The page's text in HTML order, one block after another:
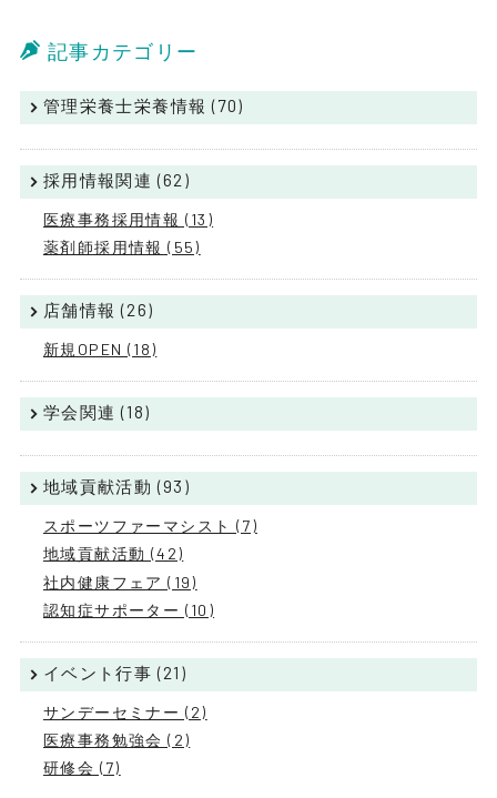
記事カテゴリー
管理栄養士栄養情報 (70)
採用情報関連 (62)
医療事務採用情報 (13)
薬剤師採用情報 (55)
店舗情報 (26)
新規OPEN (18)
学会関連 (18)
地域貢献活動 (93)
スポーツファーマシスト (7)
地域貢献活動 (42)
社内健康フェア (19)
認知症サポーター (10)
イベント行事 (21)
サンデーセミナー (2)
医療事務勉強会 (2)
研修会 (7)